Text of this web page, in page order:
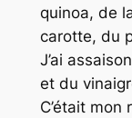
quinoa, de
carotte, du
J’ai
et du
C’était